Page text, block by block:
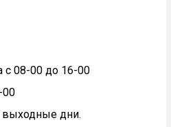
с 08-00 до 16-00
00
выходные дни.